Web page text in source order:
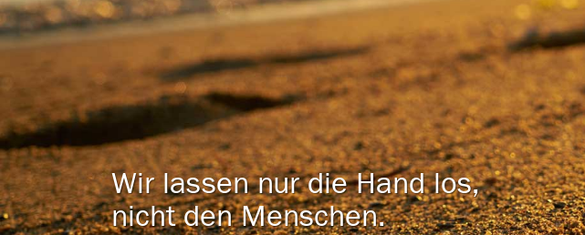
Wir lassen nur die Hand los,
nicht den Menschen.